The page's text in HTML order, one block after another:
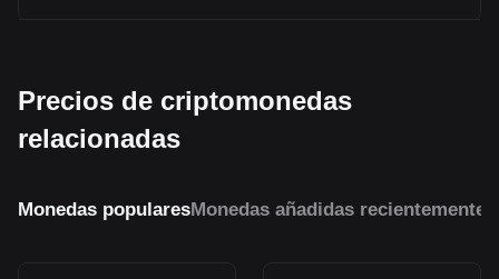
Precios de criptomonedas
relacionadas
Monedas popularesMonedas añadidas recientemente